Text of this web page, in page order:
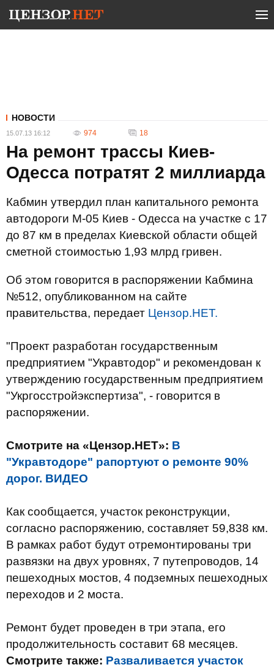
НОВОСТИ
15.07.13 16:12 974 18
На ремонт трассы Киев-
Одесса потратят 2 миллиарда
Кабмин утвердил план капитального ремонта
автодороги М-05 Киев - Одесса на участке с 17
до 87 км в пределах Киевской области общей
сметной стоимостью 1,93 млрд гривен.
Об этом говорится в распоряжении Кабмина
№512, опубликованном на сайте
правительства, передает Цензор.НЕТ.
"Проект разработан государственным
предприятием "Укравтодор" и рекомендован к
утверждению государственным предприятием
"Укргосстройэкспертиза", - говорится в
распоряжении.
Смотрите на «Цензор.НЕТ»: В
"Укравтодоре" рапортуют о ремонте 90%
дорог. ВИДЕО
Как сообщается, участок реконструкции,
согласно распоряжению, составляет 59,838 км.
В рамках работ будут отремонтированы три
развязки на двух уровнях, 7 путепроводов, 14
пешеходных мостов, 4 подземных пешеходных
переходов и 2 моста.
Ремонт будет проведен в три этапа, его
продолжительность составит 68 месяцев.
Смотрите также: Разваливается участок